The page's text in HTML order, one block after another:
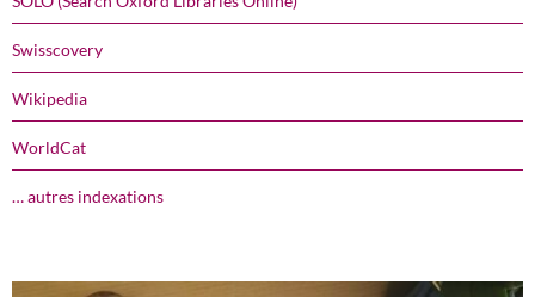
Swisscovery
Wikipedia
WorldCat
… autres indexations